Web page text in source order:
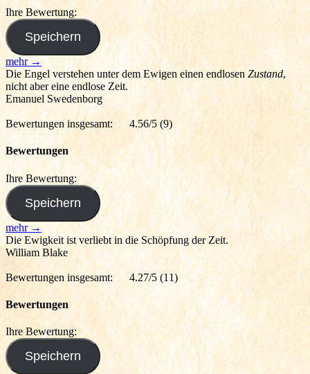
Ihre Bewertung:
mehr →
Die Engel verstehen unter dem Ewigen einen endlosen Zustand,
nicht aber eine endlose Zeit.
Emanuel Swedenborg
Bewertungen insgesamt: 4.56/5 (9)
Bewertungen
Ihre Bewertung:
mehr →
Die Ewigkeit ist verliebt in die Schöpfung der Zeit.
William Blake
Bewertungen insgesamt: 4.27/5 (11)
Bewertungen
Ihre Bewertung: